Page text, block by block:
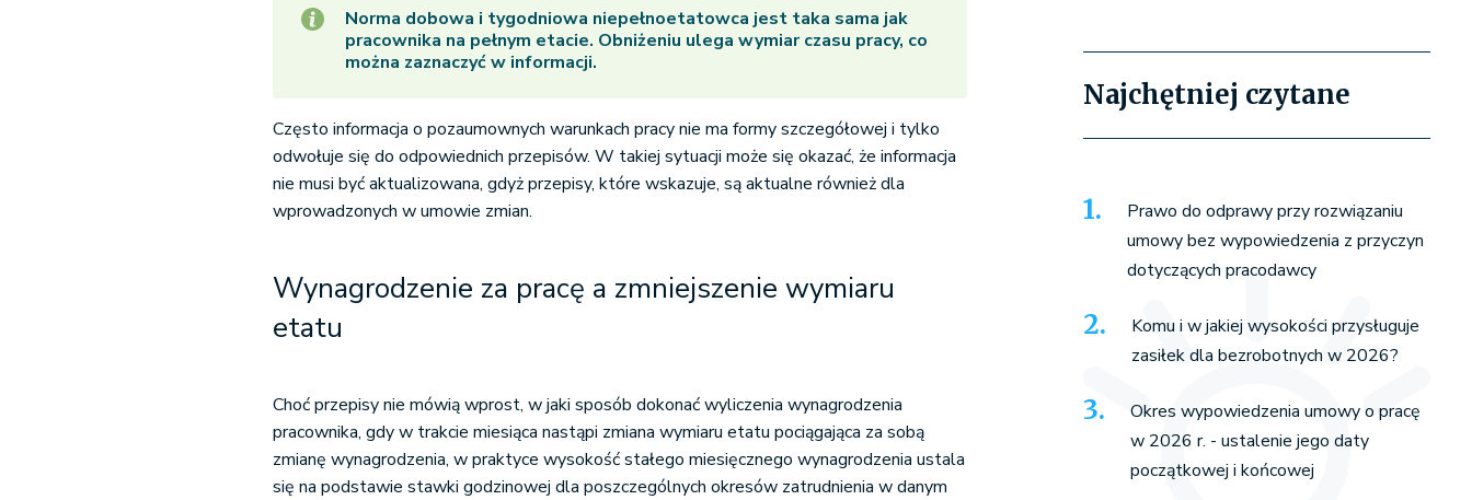
Norma dobowa i tygodniowa niepełnoetatowca jest taka sama jak
pracownika na pełnym etacie. Obniżeniu ulega wymiar czasu pracy, co
można zaznaczyć w informacji.
Często informacja o pozaumownych warunkach pracy nie ma formy szczegółowej i tylko
odwołuje się do odpowiednich przepisów. W takiej sytuacji może się okazać, że informacja
nie musi być aktualizowana, gdyż przepisy, które wskazuje, są aktualne również dla
wprowadzonych w umowie zmian.
Wynagrodzenie za pracę a zmniejszenie wymiaru
etatu
Choć przepisy nie mówią wprost, w jaki sposób dokonać wyliczenia wynagrodzenia
pracownika, gdy w trakcie miesiąca nastąpi zmiana wymiaru etatu pociągająca za sobą
zmianę wynagrodzenia, w praktyce wysokość stałego miesięcznego wynagrodzenia ustala
się na podstawie stawki godzinowej dla poszczególnych okresów zatrudnienia w danym
Najchętniej czytane
Prawo do odprawy przy rozwiązaniu
umowy bez wypowiedzenia z przyczyn
dotyczących pracodawcy
Komu i w jakiej wysokości przysługuje
zasiłek dla bezrobotnych w 2026?
Okres wypowiedzenia umowy o pracę
w 2026 r. - ustalenie jego daty
początkowej i końcowej